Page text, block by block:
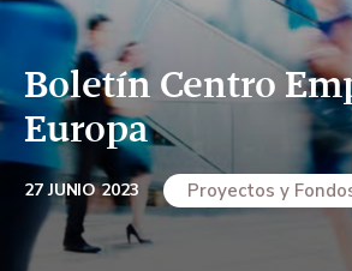
Boletín Centro
Europa
27 JUNIO 2023 Proyectos y